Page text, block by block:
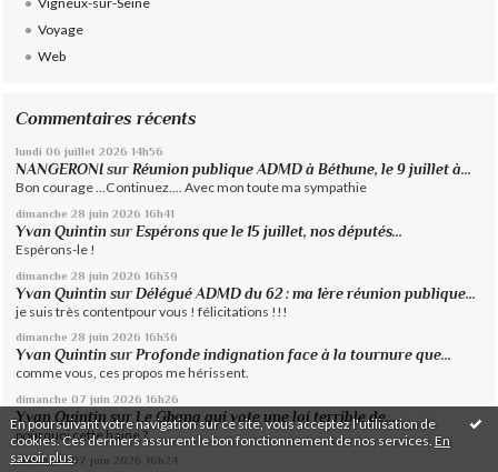
En poursuivant votre navigation sur ce site, vous acceptez l'utilisation de
cookies. Ces derniers assurent le bon fonctionnement de nos services. En
savoir plus.
Voyage
Web
Commentaires récents
lundi 06 juillet 2026 14h56
NANGERONI surRéunion publique ADMD à Béthune, le 9 juillet à...
Bon courage ...Continuez.... Avec mon toute ma sympathie
dimanche 28 juin 2026 16h41
Yvan Quintin surEspérons que le 15 juillet, nos députés...
Espérons-le !
dimanche 28 juin 2026 16h39
Yvan Quintin surDélégué ADMD du 62 : ma 1ère réunion publique...
je suis très contentpour vous ! félicitations !!!
dimanche 28 juin 2026 16h36
Yvan Quintin surProfonde indignation face à la tournure que...
comme vous, ces propos me hérissent.
dimanche 07 juin 2026 16h26
Yvan Quintin sur Le Ghana qui vote une loi terrible de...
pourquoi cette haine ?
dimanche 07 juin 2026 16h24